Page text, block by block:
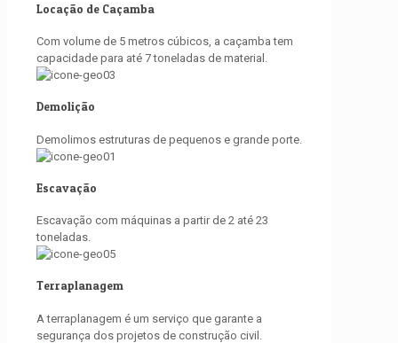
Locação de Caçamba
Com volume de 5 metros cúbicos, a caçamba tem
capacidade para até 7 toneladas de material.
Demolição
Demolimos estruturas de pequenos e grande porte.
Escavação
Escavação com máquinas a partir de 2 até 23
toneladas.
Terraplanagem
A terraplanagem é um serviço que garante a
segurança dos projetos de construção civil.